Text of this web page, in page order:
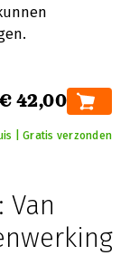
42,00
| Gratis verzonden
Van